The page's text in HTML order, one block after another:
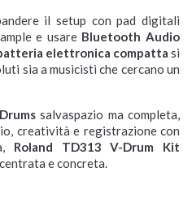
il setup con pad digitali
e usare Bluetooth Audio
elettronica compatta si
sia a musicisti che cercano un
salvaspazio ma completa,
creatività e registrazione con
Roland TD313 V-Drum Kit
e concreta.